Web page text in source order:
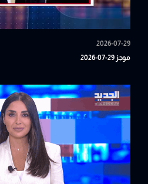
2026-07-29
موجز 29-07-2026